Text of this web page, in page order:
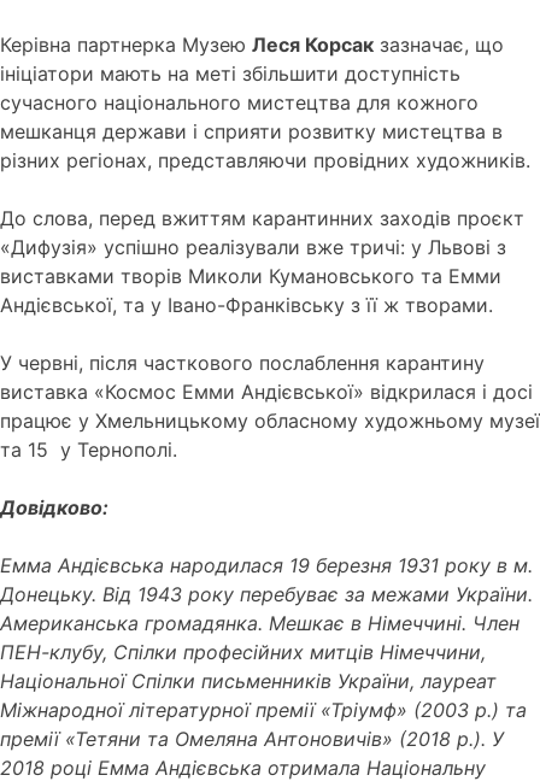
Керівна партнерка Музею Леся Корсак зазначає, що
ініціатори мають на меті збільшити доступність
сучасного національного мистецтва для кожного
мешканця держави і сприяти розвитку мистецтва в
різних регіонах, представляючи провідних художників.
До слова, перед вжиттям карантинних заходів проєкт
«Дифузія» успішно реалізували вже тричі: у Львові з
виставками творів Миколи Кумановського та Емми
Андієвської, та у Івано-Франківську з її ж творами.
У червні, після часткового послаблення карантину
виставка «Космос Емми Андієвської» відкрилася і досі
працює у Хмельницькому обласному художньому музеї
та 15 у Тернополі.
Довідково:
Емма Андієвська народилася 19 березня 1931 року в м.
Донецьку. Від 1943 року перебуває за межами України.
Американська громадянка. Мешкає в Німеччині. Член
ПЕН-клубу, Спілки професійних митців Німеччини,
Національної Спілки письменників України, лауреат
Міжнародної літературної премії «Тріумф» (2003 р.) та
премії «Тетяни та Омеляна Антоновичів» (2018 р.). У
2018 році Емма Андієвська отримала Національну